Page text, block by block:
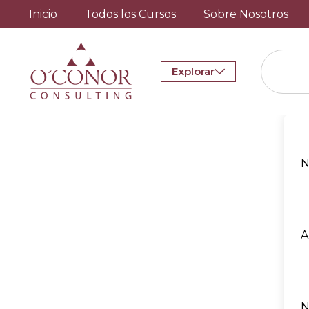
Inicio Todos los Cursos Sobre Nosotros
Explorar